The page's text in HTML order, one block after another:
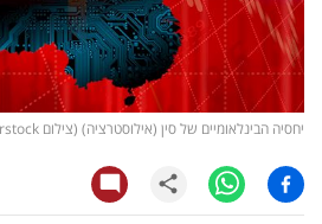
עסקית
קריפטו
ויראלי
טלוויזיה
יחסיה הבינלאומיים של סין (אילוסטרציה) (צילום shutterstock)